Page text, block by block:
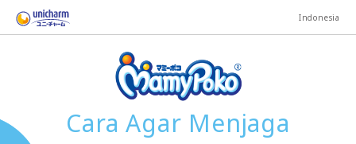
Indonesia
Cara Agar Menjaga